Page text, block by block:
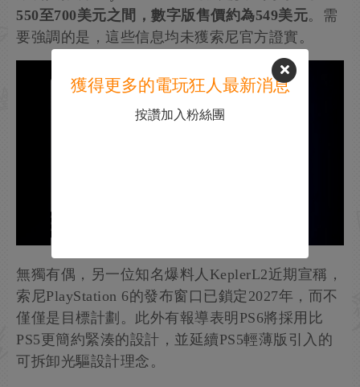
550至700美元之間，數字版售價約為549美元。需
要強調的是，這些信息均未獲索尼官方證實。
無獨有偶，另一位知名爆料人KeplerL2近期宣稱，
索尼PlayStation 6的發布窗口已鎖定2027年，而不
僅僅是目標計劃。此外有報導表明PS6將採用比
PS5更簡約緊湊的設計，並延續PS5輕薄版引入的
可拆卸光驅設計理念。
獲得更多的電玩狂人最新消息
按讚加入粉絲團